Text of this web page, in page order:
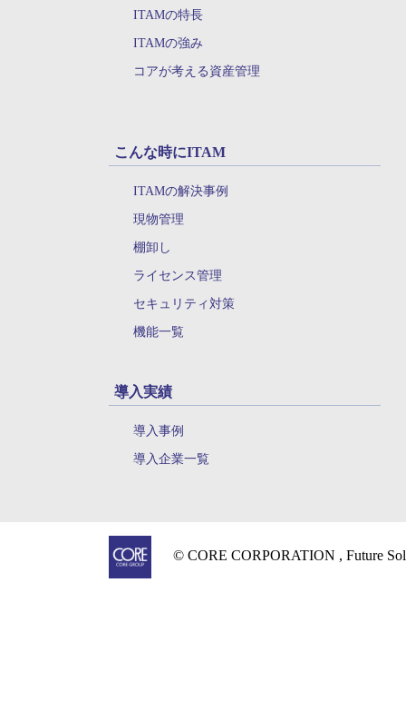
ITAMの特長
ITAMの強み
コアが考える資産管理
こんな時にITAM
ITAMの解決事例
現物管理
棚卸し
ライセンス管理
セキュリティ対策
機能一覧
導入実績
導入事例
導入企業一覧
© CORE CORPORATION , Future